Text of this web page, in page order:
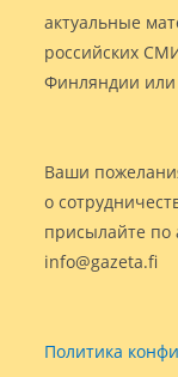
актуальные
российских
Финляндии
Ваши
о
присылайте по
info@gazeta.fi
Политика